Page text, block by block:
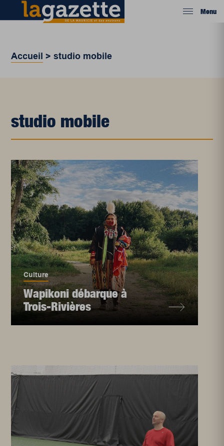
Menu
Accueil >studio mobile
studio mobile
Culture
Wapikoni débarque à
Trois-Rivières